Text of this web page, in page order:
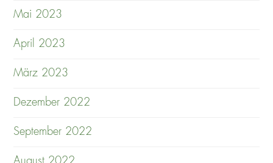
Mai 2023
April 2023
März 2023
Dezember 2022
September 2022